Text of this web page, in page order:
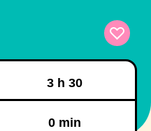
3 h 30
0 min